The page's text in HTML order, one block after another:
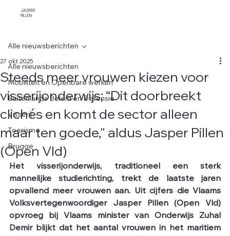
JASPER
PILLEN
Alle nieuwsberichten
Mobiliteit en Openbare werken
Buitenlands Beleid en Defensie
Visserij
Toerisme
Brugge
Alle nieuwsberichten
Steeds meer vrouwen kiezen voor
visserijonderwijs; “Dit doorbreekt
clichés en komt de sector alleen
maar ten goede," aldus Jasper Pillen
(Open Vld)
27 okt 2025
Het visserijonderwijs, traditioneel een sterk
mannelijke studierichting, trekt de laatste jaren
opvallend meer vrouwen aan. Uit cijfers die Vlaams
Volksvertegenwoordiger Jasper Pillen (Open Vld)
opvroeg bij Vlaams minister van Onderwijs Zuhal
Demir blijkt dat het aantal vrouwen in het maritiem